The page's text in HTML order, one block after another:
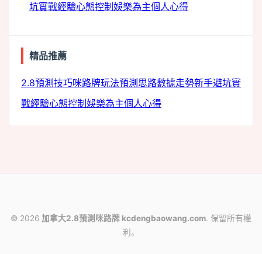
坑實戰經驗心態控制 娛樂為主個人心得
精品推薦
2.8預測技巧咪路牌玩法預測思路數據走勢新手避坑實
戰經驗心態控制 娛樂為主個人心得
© 2026 加拿大2.8預測咪路牌 kcdengbaowang.com. 保留所有權
利。